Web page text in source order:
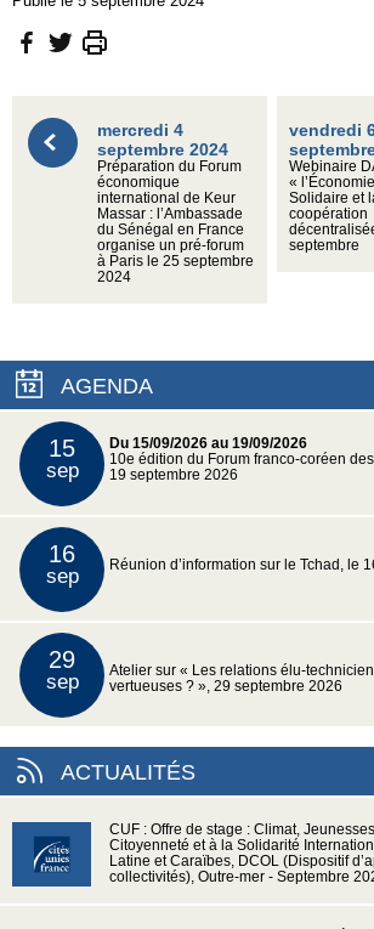
mercredi 4
septembre 2024
Préparation du Forum
économique
international de Keur
Massar : l’Ambassade
du Sénégal en France
organise un pré-forum
à Paris le 25 septembre
2024
vendredi
Webinaire
«
Solidaire et
coopération
septembre
AGENDA
15
sep
Du 15/09/2026 au 19/09/2026
10e édition du Forum franco-coréen
19 septembre 2026
16
sep Réunion d’information sur le Tchad, le
29
sep
Atelier sur « Les relations élu-
vertueuses ? », 29 septembre 2026
ACTUALITÉS
CUF : Offre de stage : Climat,
Citoyenneté et à la Solidarité
Latine et Caraïbes, DCOL (Dispositif
collectivités), Outre-mer - Septembre